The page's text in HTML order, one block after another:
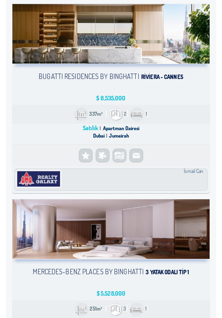
BUGATTI RESIDENCES BY BINGHATTI RIVIERA - CANNES
$6,535,000
337m² 2 1
Satılık
Apartman Dairesi
Dubai
Jumeirah
İsmail Can
MERCEDES-BENZ PLACES BY BINGHATTI 3 YATAK ODALI TIP 1
$5,528,000
251m² 3 1